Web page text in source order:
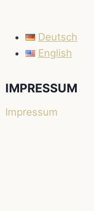
Deutsch
English
IMPRESSUM
Impressum